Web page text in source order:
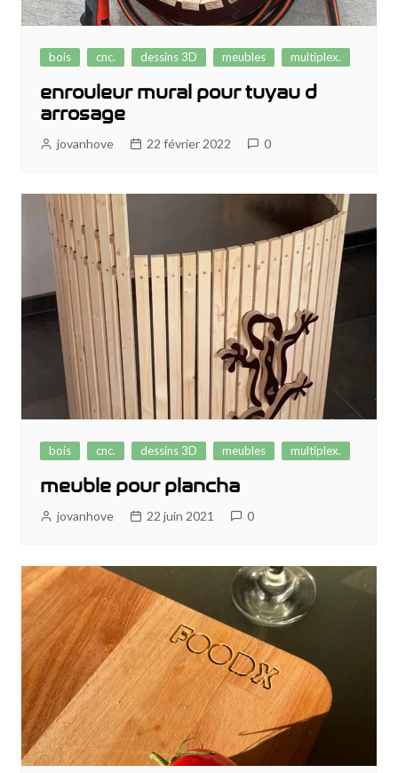
bois cnc. dessins 3D meubles multiplex.
enrouleur mural pour tuyau d
arrosage
jovanhove 22 février 2022 0
bois cnc. dessins 3D meubles multiplex.
meuble pour plancha
jovanhove 22 juin 2021 0